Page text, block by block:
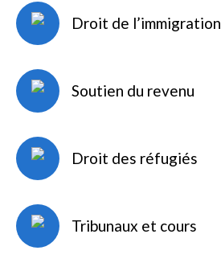
Droit de l’immigration
Soutien du revenu
Droit des réfugiés
Tribunaux et cours